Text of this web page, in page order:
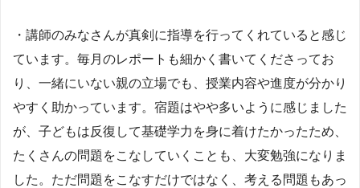
・講師のみなさんが真剣に指導を行ってくれていると感じ
ています。毎月のレポートも細かく書いてくださってお
り、一緒にいない親の立場でも、授業内容や進度が分かり
やすく助かっています。宿題はやや多いように感じました
が、子どもは反復して基礎学力を身に着けたかったため、
たくさんの問題をこなしていくことも、大変勉強になりま
した。ただ問題をこなすだけではなく、考える問題もあっ